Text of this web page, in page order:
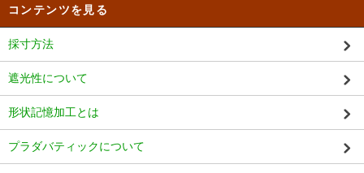
コンテンツを見る
採寸方法
遮光性について
形状記憶加工とは
プラダバティックについて